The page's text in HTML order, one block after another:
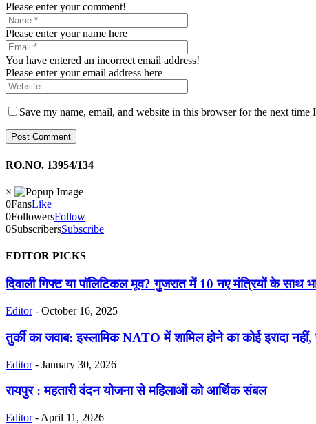
Please enter your comment!
Please enter your name here
You have entered an incorrect email address!
Please enter your email address here
Save my name, email, and website in this browser for the next time
RO.NO. 13954/134
×
0FansLike
0FollowersFollow
0SubscribersSubscribe
EDITOR PICKS
दिवाली गिफ्ट या पॉलिटिकल मूव? गुजरात में 10 नए मंत्रियों के साथ
Editor - October 16, 2025
तुर्की का जवाब: इस्लामिक NATO में शामिल होने का कोई इरादा
Editor - January 30, 2026
रायपुर : महतारी वंदन योजना से महिलाओं को आर्थिक संबल
Editor - April 11, 2026